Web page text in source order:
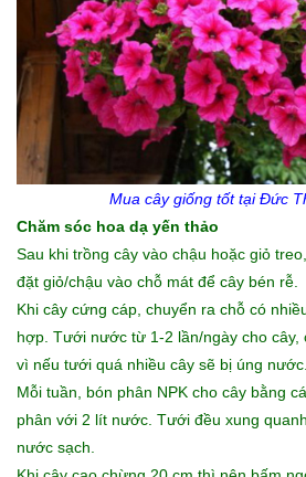
Mua cây giống tốttại Đức
Chăm sóc hoa dạ yến thảo
Sau khi trồng cây vào chậu hoặc giỏ
đặt giỏ/chậu vào chỗ mát để cây bén rễ.
Khi cây cứng cáp, chuyển ra chỗ có
hợp. Tưới nước từ 1-2 lần/ngày cho cây,
vì nếu tưới quá nhiều cây sẽ bị úng nước.
Mỗi tuần, bón phân NPK cho cây bằng
phân với 2 lít nước. Tưới đều xung
nước sạch.